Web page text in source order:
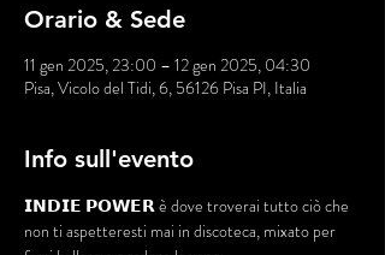
Orario & Sede
11 gen 2025, 23:00 – 12 gen 2025, 04:30
Pisa, Vicolo del Tidi, 6, 56126 Pisa PI, Italia
Info sull'evento
𝗜𝗡𝗗𝗜𝗘 𝗣𝗢𝗪𝗘𝗥 è dove troverai tutto ciò che
non ti aspetteresti mai in discoteca, mixato per